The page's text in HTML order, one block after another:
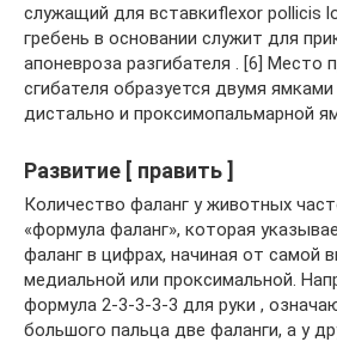
служащий для вставкиflexor pollicis
гребень в основании служит для
апоневроза разгибателя . [6] Место
сгибателя образуется двумя
дистально и проксимопальмарной
Развитие [ править ]
Количество фаланг у животных
«формула фаланг», которая
фаланг в цифрах, начиная от самой
медиальной или проксимальной.
формула 2-3-3-3-3 для руки ,
большого пальца две фаланги, а у